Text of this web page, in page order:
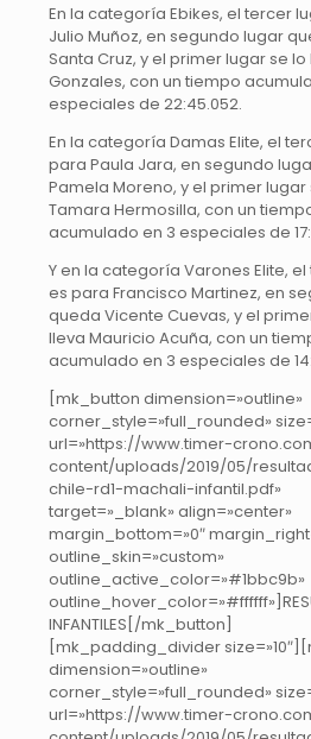
En la categoría Ebikes, el tercer
Julio Muñoz, en segundo lugar
Santa Cruz, y el primer lugar se
Gonzales, con un tiempo
especiales de 22:45.052.
En la categoría Damas Elite, el
para Paula Jara, en segundo
Pamela Moreno, y el primer lugar
Tamara Hermosilla, con un
acumulado en 3 especiales de
Y en la categoría Varones Elite,
es para Francisco Martinez, en
queda Vicente Cuevas, y el
lleva Mauricio Acuña, con un
acumulado en 3 especiales de
[mk_button dimension=»outline»
corner_style=»full_rounded»
url=»https://www.timer-
content/uploads/2019/05/
chile-rd1-machali-infantil.pdf»
target=»_blank» align=»center»
margin_bottom=»0″
outline_skin=»custom»
outline_active_color=»#1bbc9b»
INFANTILES[/mk_button]
[mk_padding_divider
dimension=»outline»
corner_style=»full_rounded»
url=»https://www.timer-